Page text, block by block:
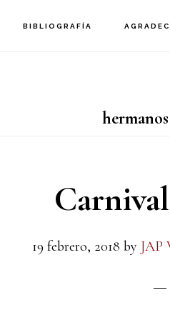
BIBLIOGRAFÍA
19 febrero, 2018 by JAP